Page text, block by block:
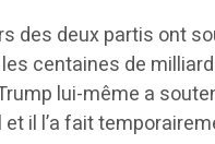
des deux partis ont
les centaines de
lui-même a
il l’a fait